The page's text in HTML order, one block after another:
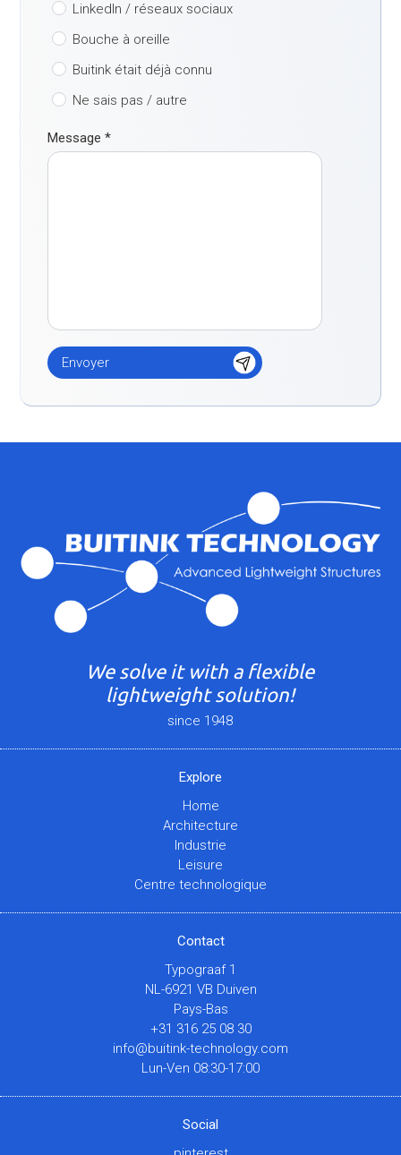
LinkedIn / réseaux sociaux
Bouche à oreille
Buitink était déjà connu
Ne sais pas / autre
Message*
We solve it with a flexible
lightweight solution!
since 1948
Explore
Home
Architecture
Industrie
Leisure
Centre technologique
Contact
Typograaf 1
NL-6921 VB Duiven
Pays-Bas
+31 316 25 08 30
info@buitink-technology.com
Lun-Ven 08:30-17:00
Social